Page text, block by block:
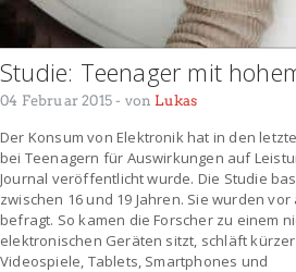
Studie: Teenager mit
04 Februar 2015- von Lukas
Der Konsum von Elektronik hat in den
bei Teenagern für Auswirkungen auf
Journal veröffentlicht wurde. Die Studie
zwischen 16 und 19 Jahren. Sie wurden
befragt. So kamen die Forscher zu einem
elektronischen Geräten sitzt, schläft
Videospiele, Tablets, Smartphones und